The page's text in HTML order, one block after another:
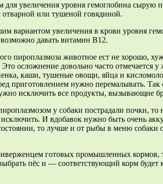
для увеличения уровня гемоглобина
отварной или тушеной говядиной.
вариантом увеличения в крови уровня
давать витамин В12.
пироплазмоза животное ест не хорошо,
осложнение довольно часто
каши, тушеные овощи, яйца и
приготовлением нужно перемалывать.
исключить все продукты, вызывающие
у собаки пострадали почки,
И вдобавок нужно быть очень
то лучше и от рыбы в меню
готовых промышленных
пёс и — соответствующий корм будет